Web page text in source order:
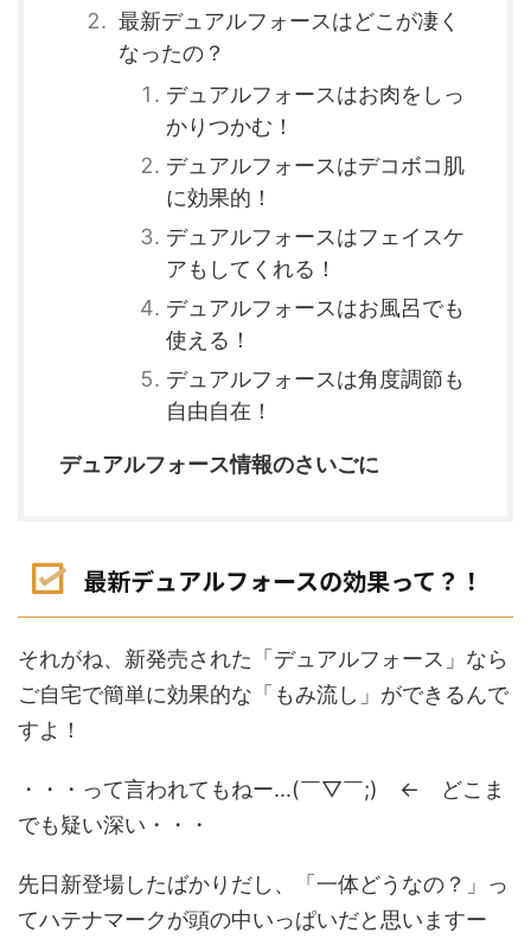
最新デュアルフォースはどこが凄く
なったの？
デュアルフォースはお肉をしっ
かりつかむ！
デュアルフォースはデコボコ肌
に効果的！
デュアルフォースはフェイスケ
アもしてくれる！
デュアルフォースはお風呂でも
使える！
デュアルフォースは角度調節も
自由自在！
デュアルフォース情報のさいごに
最新デュアルフォースの効果って？！
それがね、新発売された「デュアルフォース」なら
ご自宅で簡単に効果的な 「もみ流し」 ができるんで
すよ！
・・・って言われてもねー...(￣▽￣;) ← どこま
でも疑い深い・・・
先日新登場したばかりだし、「一体どうなの？」っ
てハテナマークが頭の中いっぱいだと思いますー